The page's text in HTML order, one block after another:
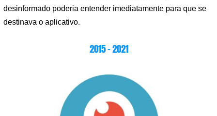
desinformado poderia entender imediatamente para que se
destinava o aplicativo.
2015 – 2021